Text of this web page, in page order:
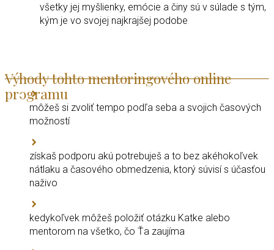
všetky jej myšlienky, emócie a činy sú v súlade s tým,
kým je vo svojej najkrajšej podobe
Výhody tohto mentoringového online
programu
môžeš si zvoliť tempo podľa seba a svojich časových
možností
získaš podporu akú potrebuješ a to bez akéhokoľvek
nátlaku a časového obmedzenia, ktorý súvisí s účasťou
naživo
kedykoľvek môžeš položiť otázku Katke alebo
mentorom na všetko, čo Ťa zaujíma